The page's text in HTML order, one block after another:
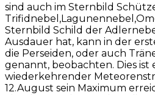
sind auch im Sternbild
Sternbild Schild der
Ausdauer hat, kann in der
die Perseiden, oder auch
genannt, beobachten. Dies ist
wiederkehrender
12.August sein Maximum